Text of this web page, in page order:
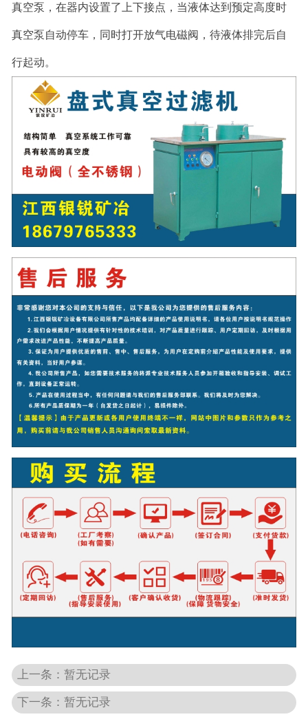
真空泵，在器内设置了上下接点，当液体达到预定高度时
真空泵自动停车，同时打开放气电磁阀，待液体排完后自
行起动。
上一条：暂无记录
下一条：暂无记录